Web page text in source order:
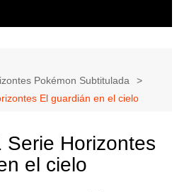
Pokémon Subtitulada
El guardián en el cielo
Serie Horizontes
el cielo